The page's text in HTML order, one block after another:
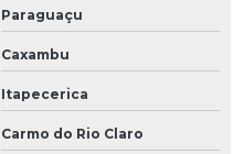
Paraguaçu
Caxambu
Itapecerica
Carmo do Rio Claro